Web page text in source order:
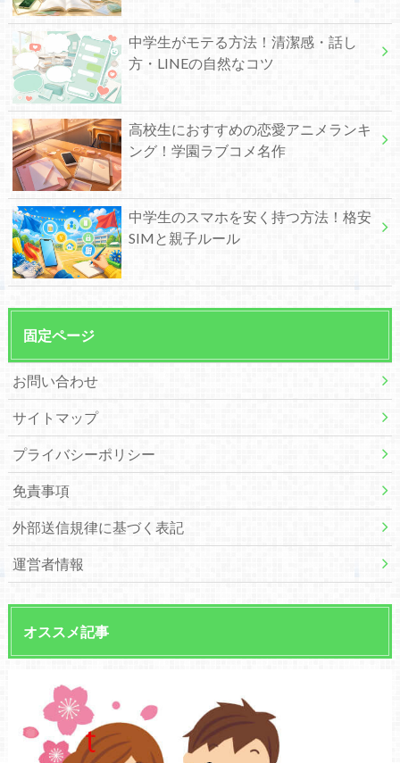
中学生がモテる方法！清潔感・話し
方・LINEの自然なコツ
高校生におすすめの恋愛アニメランキ
ング！学園ラブコメ名作
中学生のスマホを安く持つ方法！格安
SIMと親子ルール
固定ページ
お問い合わせ
サイトマップ
プライバシーポリシー
免責事項
外部送信規律に基づく表記
運営者情報
オススメ記事